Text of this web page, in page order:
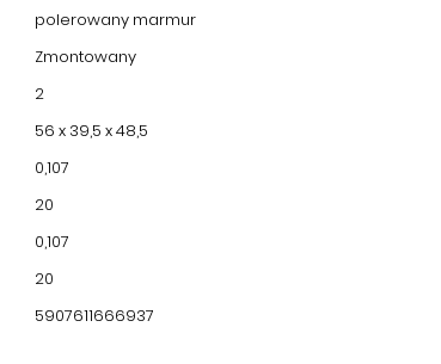
polerowany marmur
Zmontowany
2
56 x 39,5 x 48,5
0,107
20
0,107
20
5907611666937